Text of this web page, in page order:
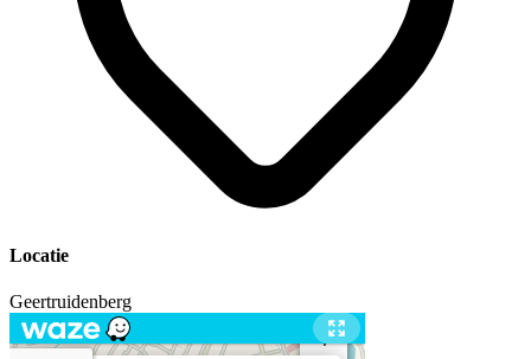
Locatie
Geertruidenberg